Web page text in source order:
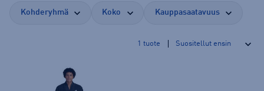
Kohderyhmä Koko Kauppasaatavuus
1 tuote